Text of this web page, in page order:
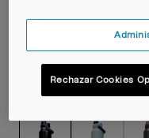
38,49 €
Color -Black
Rechazar Cookies